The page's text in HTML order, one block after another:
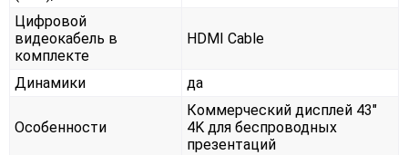
Цифровой
видеокабель в
комплекте
HDMI Cable
Динамики да
Особенности
Коммерческий дисплей 43"
4K для беспроводных
презентаций